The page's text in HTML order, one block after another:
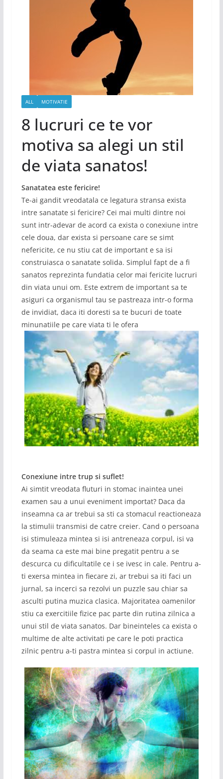
ALL MOTIVATIE
8 lucruri ce te vor
motiva sa alegi un stil
de viata sanatos!
Sanatatea este fericire!
Te-ai gandit vreodatala ce legatura stransa exista
intre sanatate si fericire? Cei mai multi dintre noi
sunt intr-adevar de acord ca exista o conexiune intre
cele doua, dar exista si persoane care se simt
nefericite, ce nu stiu cat de important e sa isi
construiasca o sanatate solida. Simplul fapt de a fi
sanatos reprezinta fundatia celor mai fericite lucruri
din viata unui om. Este extrem de important sa te
asiguri ca organismul tau se pastreaza intr-o forma
de invidiat, daca iti doresti sa te bucuri de toate
minunatiile pe care viata ti le ofera
Conexiune intre trup si suflet!
Ai simtit vreodata fluturi in stomac inaintea unei
examen sau a unui eveniment importat? Daca da
inseamna ca ar trebui sa sti ca stomacul reactioneaza
la stimulii transmisi de catre creier. Cand o persoana
isi stimuleaza mintea si isi antreneaza corpul, isi va
da seama ca este mai bine pregatit pentru a se
descurca cu dificultatile ce i se ivesc in cale. Pentru a-
ti exersa mintea in fiecare zi, ar trebui sa iti faci un
jurnal, sa incerci sa rezolvi un puzzle sau chiar sa
asculti putina muzica clasica. Majoritatea oamenilor
stiu ca exercitiile fizice pac parte din rutina zilnica a
unui stil de viata sanatos. Dar bineinteles ca exista o
multime de alte activitati pe care le poti practica
zilnic pentru a-ti pastra mintea si corpul in actiune.